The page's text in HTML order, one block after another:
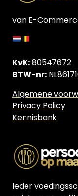
van E-
KvK:80547672
BTW-nr:
Algemene
Privacy Policy
Kennisbank
Ieder